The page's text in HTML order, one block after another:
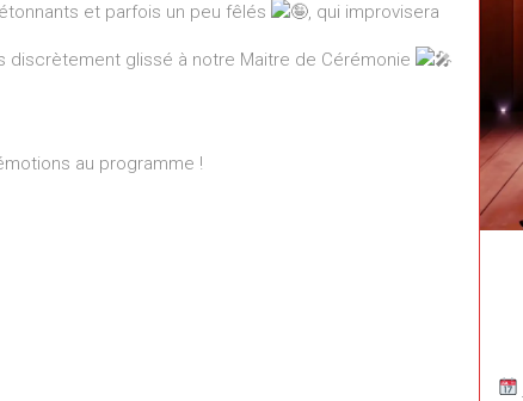
étonnants et parfois un peu fêlés , qui improvisera
discrètement glissé à notre Maitre de Cérémonie
au programme !